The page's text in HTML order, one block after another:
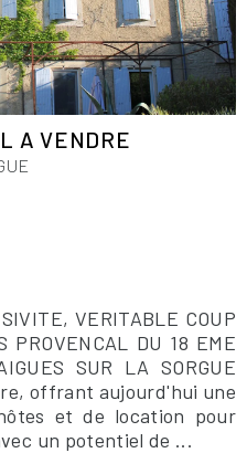
A VENDRE
VERITABLE COUP
PROVENCAL DU 18 EME
SUR LA SORGUE
offrant aujourd'hui une
et de location pour
un potentiel de ...